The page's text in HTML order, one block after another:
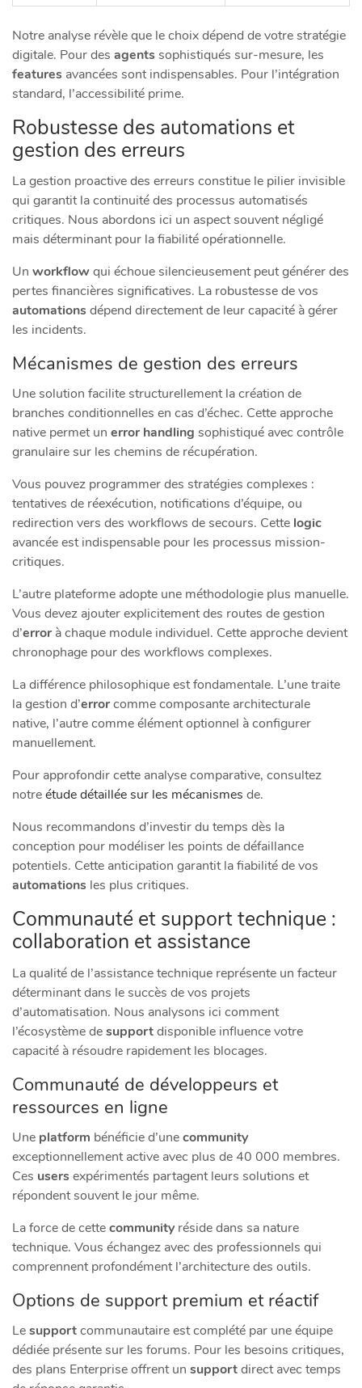
Notre analyse révèle que le choix dépend de votre stratégie
digitale. Pour des agentssophistiqués sur-mesure, les
features avancées sont indispensables. Pour l’intégration
standard, l’accessibilité prime.
Robustesse des automations et
gestion des erreurs
La gestion proactive des erreurs constitue le pilier invisible
qui garantit la continuité des processus automatisés
critiques. Nous abordons ici un aspect souvent négligé
mais déterminant pour la fiabilité opérationnelle.
Un workflowqui échoue silencieusement peut générer des
pertes financières significatives. La robustesse de vos
automationsdépend directement de leur capacité à gérer
les incidents.
Mécanismes de gestion des erreurs
Une solution facilite structurellement la création de
branches conditionnelles en cas d’échec. Cette approche
native permet un error handling sophistiqué avec contrôle
granulaire sur les chemins de récupération.
Vous pouvez programmer des stratégies complexes :
tentatives de réexécution, notifications d’équipe, ou
redirection vers des workflows de secours. Cette logic
avancée est indispensable pour les processus mission-
critiques.
L’autre plateforme adopte une méthodologie plus manuelle.
Vous devez ajouter explicitement des routes de gestion
d’errorà chaque module individuel. Cette approche devient
chronophage pour des workflows complexes.
La différence philosophique est fondamentale. L’une traite
la gestion d’errorcomme composante architecturale
native, l’autre comme élément optionnel à configurer
manuellement.
Pour approfondir cette analyse comparative, consultez
notreétude détaillée sur les mécanismes de.
Nous recommandons d’investir du temps dès la
conception pour modéliser les points de défaillance
potentiels. Cette anticipation garantit la fiabilité de vos
automations les plus critiques.
Communauté et support technique :
collaboration et assistance
La qualité de l’assistance technique représente un facteur
déterminant dans le succès de vos projets
d’automatisation. Nous analysons ici comment
l’écosystème desupportdisponible influence votre
capacité à résoudre rapidement les blocages.
Communauté de développeurs et
ressources en ligne
Une platform bénéficie d’unecommunity
exceptionnellement active avec plus de 40 000 membres.
Ces usersexpérimentés partagent leurs solutions et
répondent souvent le jour même.
La force de cettecommunity réside dans sa nature
technique. Vous échangez avec des professionnels qui
comprennent profondément l’architecture des outils.
Options de support premium et réactif
Lesupportcommunautaire est complété par une équipe
dédiée présente sur les forums. Pour les besoins critiques,
des plans Enterprise offrent un supportdirect avec temps